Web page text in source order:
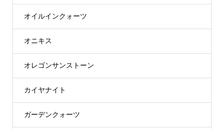
オイルインクォーツ
オニキス
オレゴンサンストーン
カイヤナイト
ガーデンクォーツ